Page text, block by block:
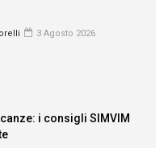
3 Agosto 2026
i consigli SIMVIM